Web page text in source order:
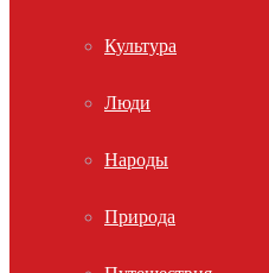
Культура
Люди
Народы
Природа